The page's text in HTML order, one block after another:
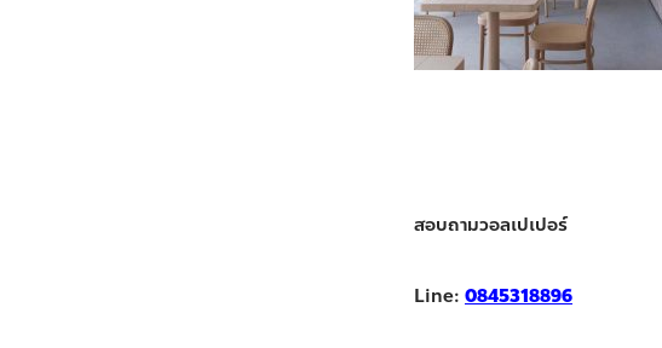
สอบถามวอลเปเปอร์
Line: 0845318896